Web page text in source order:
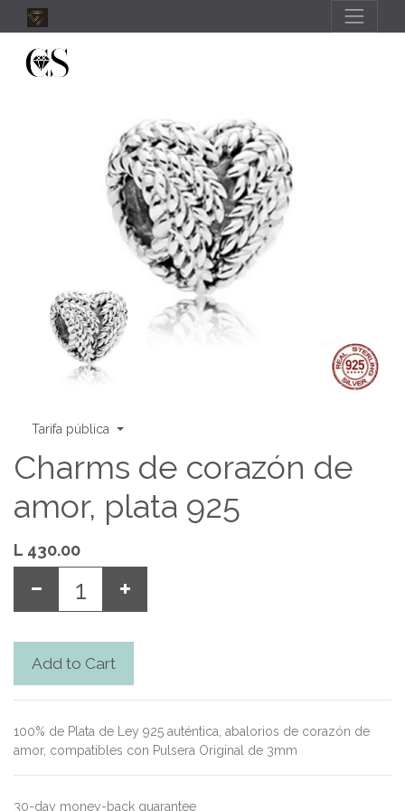
Tarifa pública
Charms de corazón de
amor, plata 925
L 430.00
Add to Cart
100% de Plata de Ley 925 auténtica, abalorios de corazón de
amor, compatibles con Pulsera Original de 3mm
30-day money-back guarantee